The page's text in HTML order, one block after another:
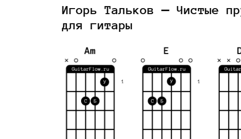
Игорь Тальков — Чистые
для гитары